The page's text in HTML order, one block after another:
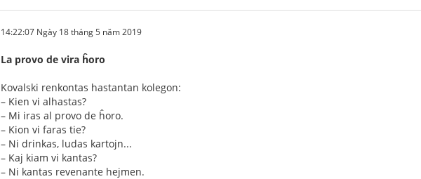
14:22:07 Ngày 18 tháng 5 năm 2019
La provo de vira ĥoro
Kovalski renkontas hastantan kolegon:
– Kien vi alhastas?
– Mi iras al provo de ĥoro.
– Kion vi faras tie?
– Ni drinkas, ludas kartojn...
– Kaj kiam vi kantas?
– Ni kantas revenante hejmen.